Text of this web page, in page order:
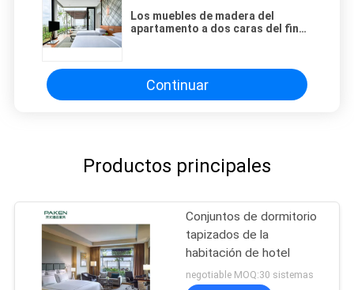
Los muebles de madera del
apartamento a dos caras del final
Continuar
Productos principales
Conjuntos de dormitorio
tapizados de la
habitación de hotel
negotiable MOQ:30 sistemas